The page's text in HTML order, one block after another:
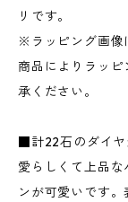
リです。
※ラッピング画像
商品によりラッ
承ください。
■計22石のダイヤ
愛らしくて上品
ンが可愛いです